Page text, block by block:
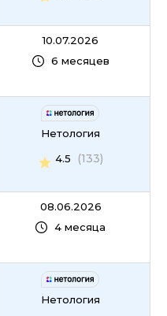
10.07.2026
6 месяцев
Нетология
4.5
(133)
08.06.2026
4 месяца
Нетология